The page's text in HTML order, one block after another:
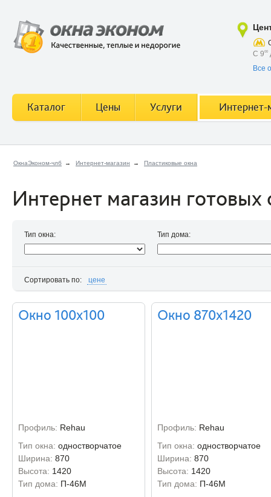
ОкнаЭконом-члб → Интернет-магазин → Пластиковые окна
Интернет магазин готовых
Тип окна: Тип дома:
Сортировать по: цене
Окно 100х100
Профиль: Rehau
Тип окна: одностворчатое
Ширина: 870
Высота: 1420
Тип дома: П-46М
Окно 870х1420
Профиль: Rehau
Тип окна: одностворчатое
Ширина: 870
Высота: 1420
Тип дома: П-46М
С 900
Все
Каталог Цены Услуги Интернет-